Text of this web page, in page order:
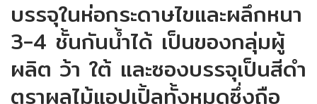
บรรจุในห่อกระดาษไขและผลึกหนา
3-4 ชั้นกันน้ำได้ เป็นของกลุ่มผู้
ผลิต ว้า ใต้ และซองบรรจุเป็นสีดำ
ตราผลไม้แอปเปิ้ลทั้งหมดซึ่งถือ